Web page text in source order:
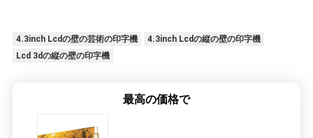
4.3inch Lcdの壁の芸術の印字機
4.3inch Lcdの縦の壁の印字機
Lcd 3dの縦の壁の印字機
最高の価格で